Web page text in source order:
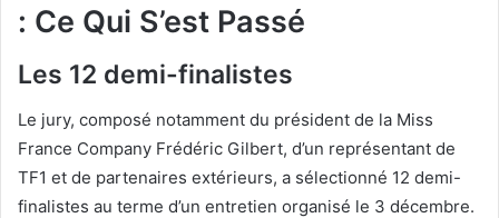
: Ce Qui S’est Passé
Les 12 demi-finalistes
Le jury, composé notamment du président de la Miss
France Company Frédéric Gilbert, d’un représentant de
TF1 et de partenaires extérieurs, a sélectionné 12 demi-
finalistes au terme d’un entretien organisé le 3 décembre.